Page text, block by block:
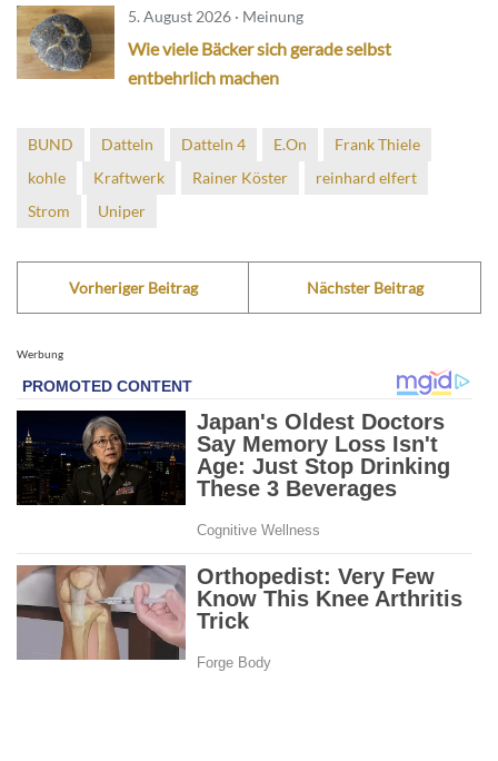
5. August 2026 · Meinung
Wie viele Bäcker sich gerade selbst
entbehrlich machen
BUND Datteln Datteln 4 E.On
Frank Thiele
kohle
Kraftwerk Rainer Köster
reinhard elfert
Strom
Uniper
Vorheriger Beitrag Nächster Beitrag
Werbung